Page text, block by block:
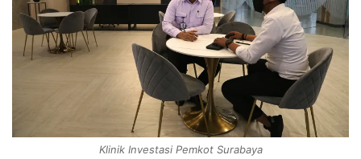
Klinik Investasi Pemkot Surabaya